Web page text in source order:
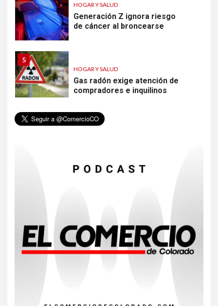
HOGAR Y SALUD
Generación Z ignora riesgo
de cáncer al broncearse
5
HOGAR Y SALUD
Gas radón exige atención de
compradores e inquilinos
6
dos muertes por Cyclospora
en Michigan
8
HOGAR Y SALUD